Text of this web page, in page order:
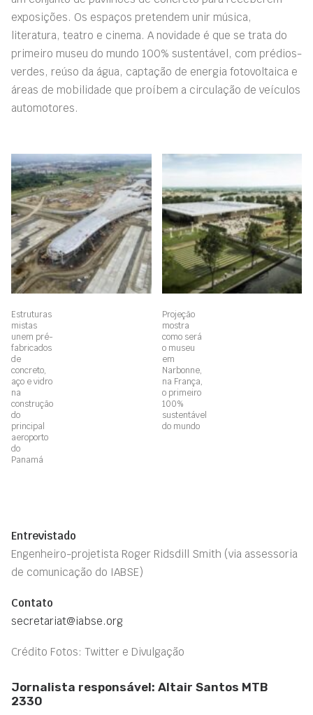
exposições. Os espaços pretendem unir música,
literatura, teatro e cinema. A novidade é que se trata do
primeiro museu do mundo 100% sustentável, com prédios-
verdes, reúso da água, captação de energia fotovoltaica e
áreas de mobilidade que proíbem a circulação de veículos
automotores.
Estruturas
mistas
unem pré-
fabricados
de
concreto,
aço e vidro
na
construção
do
principal
aeroporto
do
Panamá
Projeção
mostra
como será
o museu
em
Narbonne,
na França,
o primeiro
100%
sustentável
do mundo
Entrevistado
Engenheiro-projetista Roger Ridsdill Smith (via assessoria
de comunicação do IABSE)
Contato
secretariat@iabse.org
Crédito Fotos: Twitter e Divulgação
Jornalista responsável: Altair Santos MTB
2330